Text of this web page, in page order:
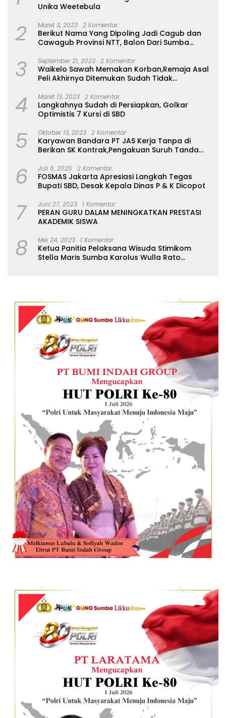
Unika Weetebula
2 Maret 3, 2023 2 Komentar
Berikut Nama Yang Dipoling Jadi Cagub dan
Cawagub Provinsi NTT, Balon Dari Sumba
3 September 21, 2023 2 Komentar
Waikelo Sawah Memakan Korban,Remaja Asal
Peli Akhirnya Ditemukan Sudah Tidak
4 Maret 13, 2023 2 Komentar
Langkahnya Sudah di Persiapkan, Golkar
Optimistis 7 Kursi di SBD
5 Oktober 13, 2023 2 Komentar
Karyawan Bandara PT JAS Kerja Tanpa di
Berikan SK Kontrak,Pengakuan Suruh Tanda
6 Juli 5, 2025 2 Komentar
FOSMAS Jakarta Apresiasi Langkah Tegas
Bupati SBD, Desak Kepala Dinas P & K Dicopot
7 Juni 27, 2023 1 Komentar
PERAN GURU DALAM MENINGKATKAN PRESTASI
AKADEMIK SISWA
8 Mei 24, 2023 1 Komentar
Ketua Panitia Pelaksana Wisuda Stimikom
Stella Maris Sumba Karolus Wulla Rato